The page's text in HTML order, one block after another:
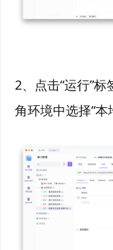
2、点击“运行”
角环境中选择“本